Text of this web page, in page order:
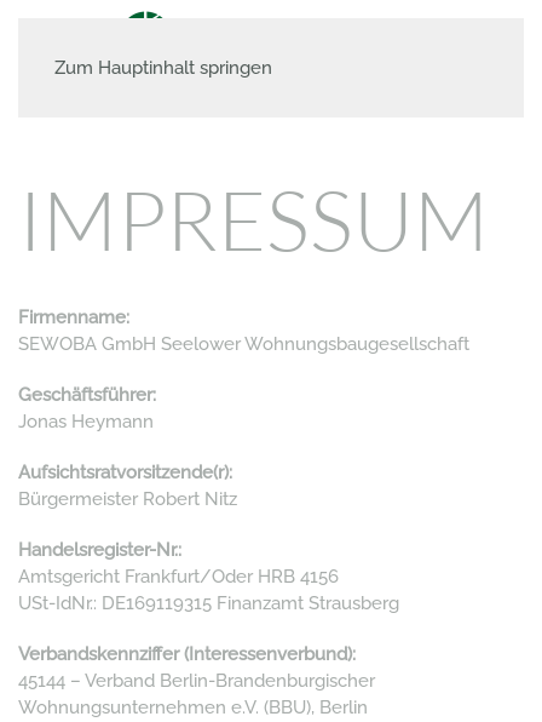
Zum Hauptinhalt springen
IMPRESSUM
Firmenname:
SEWOBA GmbH Seelower Wohnungsbaugesellschaft
Geschäftsführer:
Jonas Heymann
Aufsichtsratvorsitzende(r):
Bürgermeister Robert Nitz
Handelsregister-Nr.:
Amtsgericht Frankfurt/Oder HRB 4156
USt-IdNr.: DE169119315 Finanzamt Strausberg
Verbandskennziffer (Interessenverbund):
45144 – Verband Berlin-Brandenburgischer
Wohnungsunternehmen e.V. (BBU), Berlin